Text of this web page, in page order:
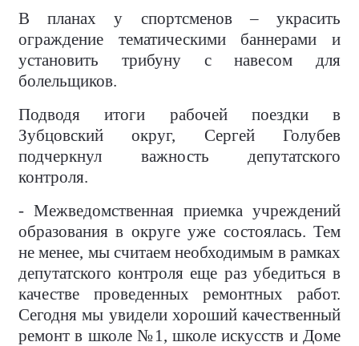
В планах у спортсменов – украсить
ограждение тематическими баннерами и
установить трибуну с навесом для
болельщиков.
Подводя итоги рабочей поездки в
Зубцовский округ, Сергей Голубев
подчеркнул важность депутатского
контроля.
- Межведомственная приемка учреждений
образования в округе уже состоялась. Тем
не менее, мы считаем необходимым в рамках
депутатского контроля еще раз убедиться в
качестве проведенных ремонтных работ.
Сегодня мы увидели хороший качественный
ремонт в школе №1, школе искусств и Доме